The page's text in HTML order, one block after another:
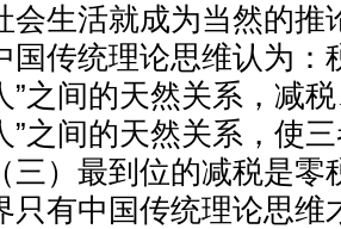
会生活就成为当然的推
国传统理论思维认为：
”之间的天然关系，减
”之间的天然关系，使
（三）最到位的减税是
只有中国传统理论思维